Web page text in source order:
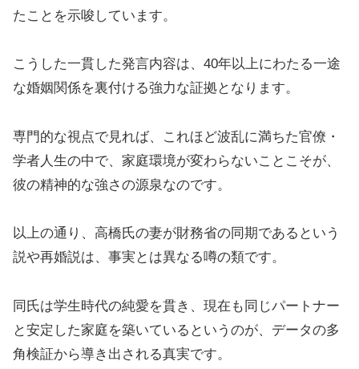
たことを示唆しています。
こうした一貫した発言内容は、40年以上にわたる一途
な婚姻関係を裏付ける強力な証拠となります。
専門的な視点で見れば、これほど波乱に満ちた官僚・
学者人生の中で、家庭環境が変わらないことこそが、
彼の精神的な強さの源泉なのです。
以上の通り、高橋氏の妻が財務省の同期であるという
説や再婚説は、事実とは異なる噂の類です。
同氏は学生時代の純愛を貫き、現在も同じパートナー
と安定した家庭を築いているというのが、データの多
角検証から導き出される真実です。